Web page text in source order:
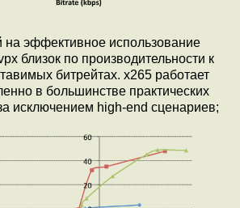
на эффективное использование
близок по производительности к
битрейтах. x265 работает
в большинстве практических
исключением high-end сценариев;